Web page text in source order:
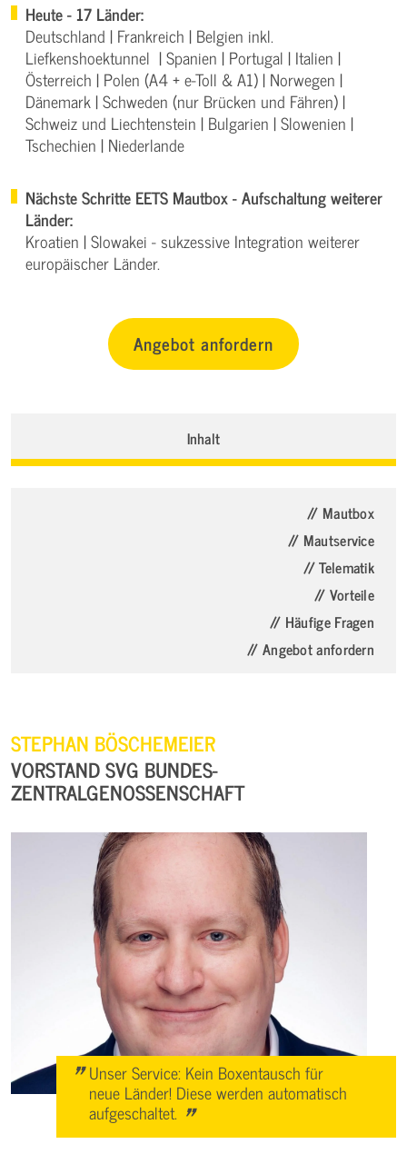
Heute - 17 Länder:
Deutschland | Frankreich | Belgien inkl.
Liefkenshoektunnel | Spanien | Portugal | Italien |
Österreich | Polen (A4 + e-Toll & A1) | Norwegen |
Dänemark | Schweden (nur Brücken und Fähren) |
Schweiz und Liechtenstein | Bulgarien | Slowenien |
Tschechien | Niederlande
Nächste Schritte EETS Mautbox - Aufschaltung weiterer
Länder:
Kroatien | Slowakei - sukzessive Integration weiterer
europäischer Länder.
Angebot anfordern
Inhalt
// Mautbox
// Mautservice
// Telematik
// Vorteile
// Häufige Fragen
// Angebot anfordern
STEPHAN BÖSCHEMEIER
VORSTAND SVG BUNDES-
ZENTRALGENOSSENSCHAFT
" Unser Service: Kein Boxentausch für
neue Länder! Diese werden automatisch
aufgeschaltet."